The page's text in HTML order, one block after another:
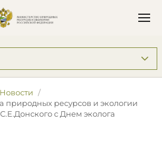
Новости
ресурсов и экологии
с Днем эколога